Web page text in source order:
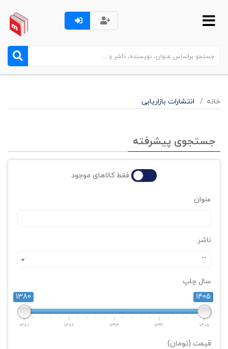
خانه انتشارات بازاریابی
جستجوی پیشرفته
فقط کالاهای موجود
عنوان
ناشر
--
سال چاپ
1380
1405
1380 1386 1393 1399 1405
قیمت (تومان)